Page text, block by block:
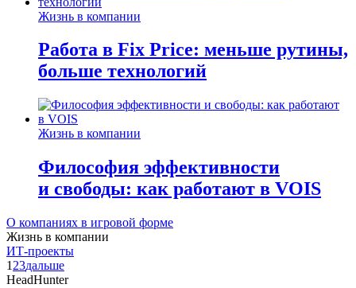
Жизнь в компании
Работа в Fix Price: меньше рутины,
больше технологий
Жизнь в компании
Философия эффективности
и свободы: как работают в VOIS
О компаниях в игровой форме
Жизнь в компании
ИТ-проекты
1 23дальше
HeadHunter